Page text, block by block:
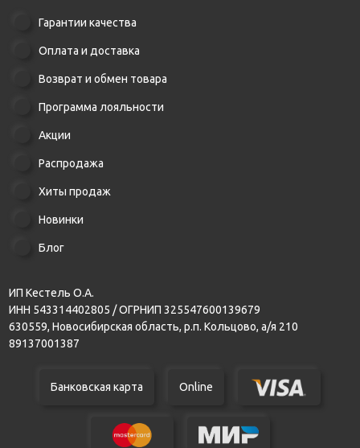
Гарантии качества
Оплата и доставка
Возврат и обмен товара
Программа лояльности
Акции
Распродажа
Хиты продаж
Новинки
Блог
ИП Кестель О.А.
ИНН 543314402805 / ОГРНИП 325547600139679
630559, Новосибирская область, р.п. Кольцово, а/я 210
89137001387
Банковская карта Online